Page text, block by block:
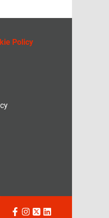
Policy